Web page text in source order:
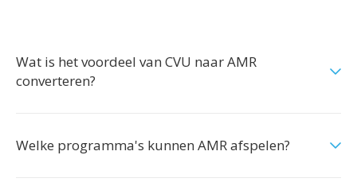
Wat is het voordeel van CVU naar AMR
converteren?
Welke programma's kunnen AMR afspelen?